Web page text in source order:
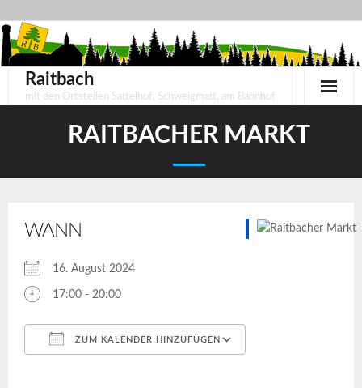
Skip
to
contentRaitbach
mit den Ortsteilen Sattelhof, Schweigmatt, am Bahnhof
RAITBACHER MARKT
WANN
16. August 2024
17:00 - 20:00
ZUM KALENDER HINZUFÜGEN